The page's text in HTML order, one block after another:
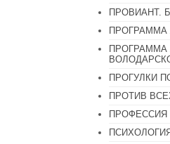
ПРОВИАНТ.
ПРОГРАММА
ПРОГРАММА
ПРОГУЛКИ
ПРОТИВ
ПРОФЕССИЯ